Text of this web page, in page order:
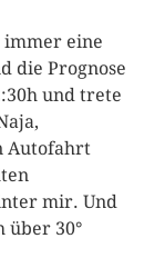
eine
die Prognose
und trete
Autofahrt
mir. Und
über 30°